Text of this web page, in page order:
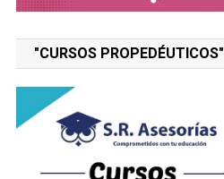
"CURSOS PROPEDÉUTICOS"